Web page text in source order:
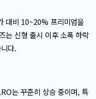
대비 10~20% 프리미엄을
는 신형 출시 이후 소폭 하락
다.
는 꾸준히 상승 중이며, 특